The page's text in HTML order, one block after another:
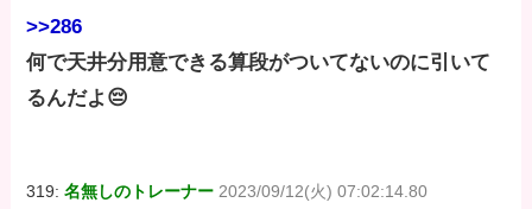
>>286
何で天井分用意できる算段がついてないのに引いて
るんだよ😔
319:名無しのトレーナー 2023/09/12(火) 07:02:14.80